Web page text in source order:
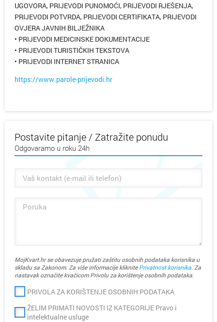
UGOVORA, PRIJEVODI PUNOMOĆI, PRIJEVODI RJEŠENJA,
PRIJEVODI POTVRDA, PRIJEVODI CERTIFIKATA, PRIJEVODI
OVJERA JAVNIH BILJEŽNIKA
• PRIJEVODI MEDICINSKE DOKUMENTACIJE
• PRIJEVODI TURISTIČKIH TEKSTOVA
• PRIJEVODI INTERNET STRANICA
https://www.parole-prijevodi.hr
Postavite pitanje / Zatražite ponudu
Odgovaramo u roku 24h
MojKvart.hr se obavezuje pružati zaštitu osobnih podataka korisnika u
skladu sa Zakonom. Za više informacije kliknitePrivatnost korisnika. Za
nastavak označite kvačicom Privolu za korištenje osobnih podataka.
PRIVOLA ZA KORIŠTENJE OSOBNIH PODATAKA
ŽELIM PRIMATI NOVOSTI IZ KATEGORIJE Pravo i
intelektualne usluge